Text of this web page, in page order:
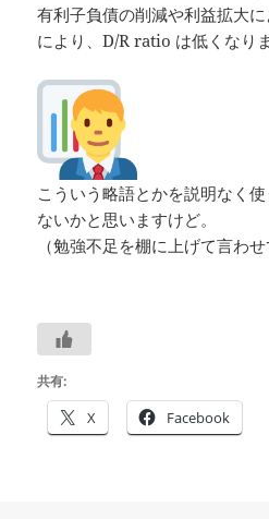
有利子負債の削減や利益拡大
により、D/R ratio は低くなりま
こういう略語とかを説明なく
ないかと思いますけど。
（勉強不足を棚に上げて言わせ
共有:
X Facebook